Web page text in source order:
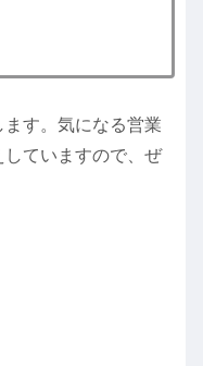
す。気になる営業
ていますので、ぜ